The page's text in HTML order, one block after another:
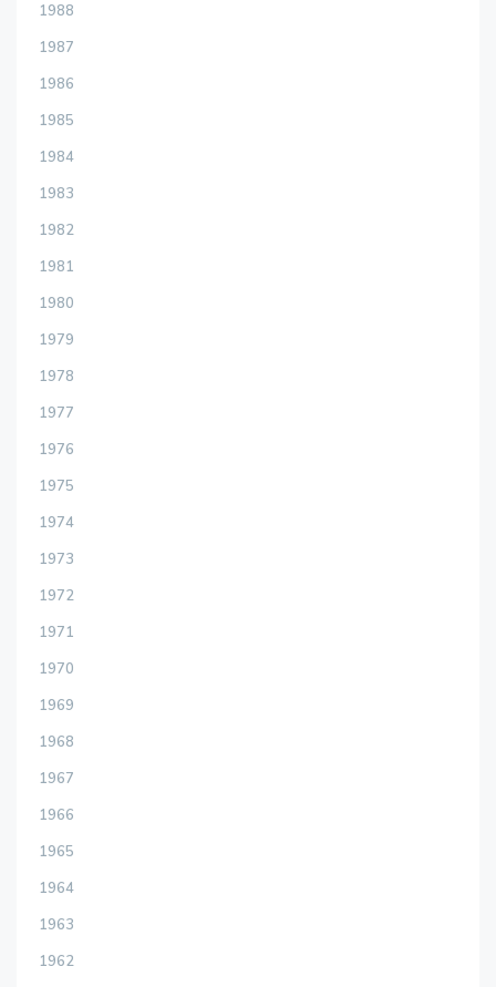
1988
1987
1986
1985
1984
1983
1982
1981
1980
1979
1978
1977
1976
1975
1974
1973
1972
1971
1970
1969
1968
1967
1966
1965
1964
1963
1962